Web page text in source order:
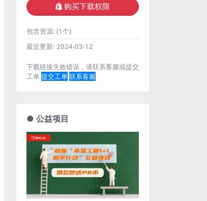
购买下载权限
包含资源: (1个)
最近更新: 2024-03-12
下载链接失效错误，请联系客服或提交
工单提交工单联系客服
● 公益项目